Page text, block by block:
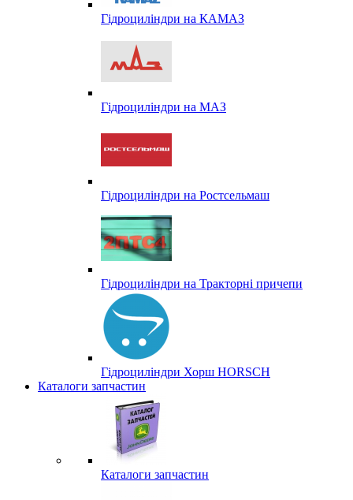
Гідроциліндри на КАМАЗ
Гідроциліндри на МАЗ
Гідроциліндри на Ростсельмаш
Гідроциліндри на Тракторні причепи
Гідроциліндри Хорш HORSCH
Каталоги запчастин
Каталоги запчастин